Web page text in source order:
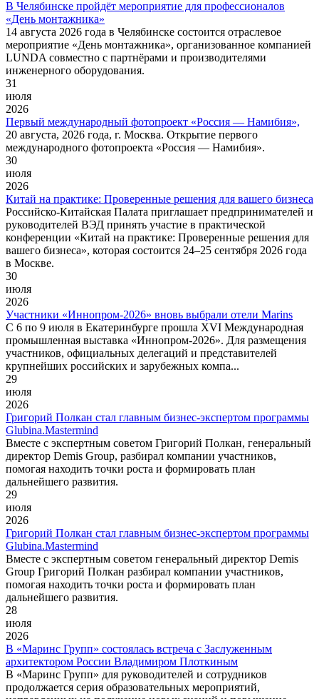
В Челябинске пройдёт мероприятие для профессионалов
«День монтажника»
14 августа 2026 года в Челябинске состоится отраслевое
мероприятие «День монтажника», организованное компанией
LUNDA совместно с партнёрами и производителями
инженерного оборудования.
31
июля
2026
Первый международный фотопроект «Россия — Намибия»,
20 августа, 2026 года, г. Москва. Открытие первого
международного фотопроекта «Россия — Намибия».
30
июля
2026
Китай на практике: Проверенные решения для вашего бизнеса
Российско-Китайская Палата приглашает предпринимателей и
руководителей ВЭД принять участие в практической
конференции «Китай на практике: Проверенные решения для
вашего бизнеса», которая состоится 24–25 сентября 2026 года
в Москве.
30
июля
2026
Участники «Иннопром-2026» вновь выбрали отели Marins
С 6 по 9 июля в Екатеринбурге прошла XVI Международная
промышленная выставка «Иннопром-2026». Для размещения
участников, официальных делегаций и представителей
крупнейших российских и зарубежных компа...
29
июля
2026
Григорий Полкан стал главным бизнес-экспертом программы
Glubina.Mastermind
Вместе с экспертным советом Григорий Полкан, генеральный
директор Demis Group, разбирал компании участников,
помогая находить точки роста и формировать план
дальнейшего развития.
29
июля
2026
Григорий Полкан стал главным бизнес-экспертом программы
Glubina.Mastermind
Вместе с экспертным советом генеральный директор Demis
Group Григорий Полкан разбирал компании участников,
помогая находить точки роста и формировать план
дальнейшего развития.
28
июля
2026
В «Маринс Групп» состоялась встреча с Заслуженным
архитектором России Владимиром Плоткиным
В «Маринс Групп» для руководителей и сотрудников
продолжается серия образовательных мероприятий,